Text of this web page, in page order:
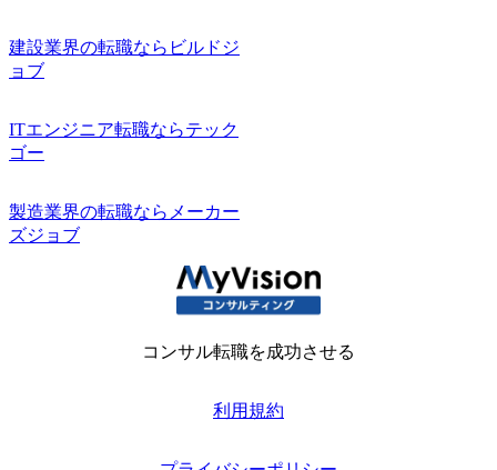
建設業界の転職ならビルドジ
ョブ
ITエンジニア転職ならテック
ゴー
製造業界の転職ならメーカー
ズジョブ
コンサル転職を成功させる
利用規約